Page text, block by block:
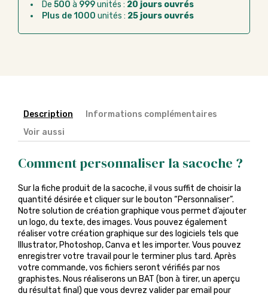
après la commande
Chorus Pro : règlement par mandat
De 500 à 999unités : 20 jours ouvrés
Plus de 1000 unités : 25 jours ouvrés
Description
Informations complémentaires
Voir aussi
Comment personnaliser la sacoche ?
Sur la fiche produit de la sacoche, il vous suffit de choisir la
quantité désirée et cliquer sur le bouton “Personnaliser”.
Notre solution de création graphique vous permet d’ajouter
un logo, du texte, des images. Vous pouvez également
réaliser votre création graphique sur des logiciels tels que
Illustrator, Photoshop, Canva et les importer. Vous pouvez
enregistrer votre travail pour le terminer plus tard. Après
votre commande, vos fichiers seront vérifiés par nos
graphistes. Nous réaliserons un BAT (bon à tirer, un aperçu
du résultat final) que vous devrez valider par email pour